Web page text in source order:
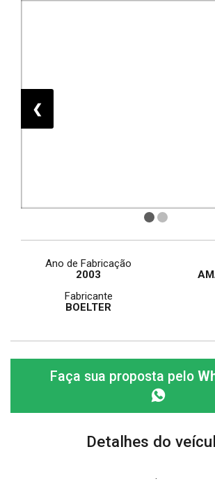
❮
Ano de Fabricação
2003
Fabricante
BOELTER
Faça sua proposta pelo
Detalhes do
.